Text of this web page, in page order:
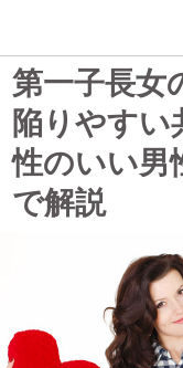
第一子長女
陥りやすい
性のいい男
で解説